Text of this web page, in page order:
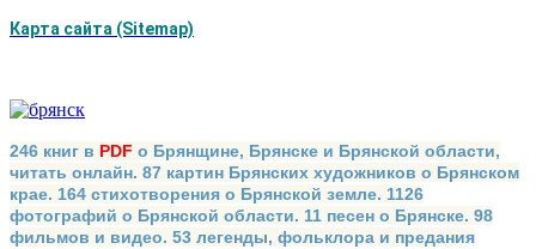
Карта сайта (Sitemap)
246 книг в PDF о Брянщине, Брянске и Брянской области,
читать онлайн. 87 картин Брянских художников о Брянском
крае. 164 стихотворения о Брянской земле. 1126
фотографий о Брянской области. 11 песен о Брянске. 98
фильмов и видео. 53 легенды, фольклора и предания